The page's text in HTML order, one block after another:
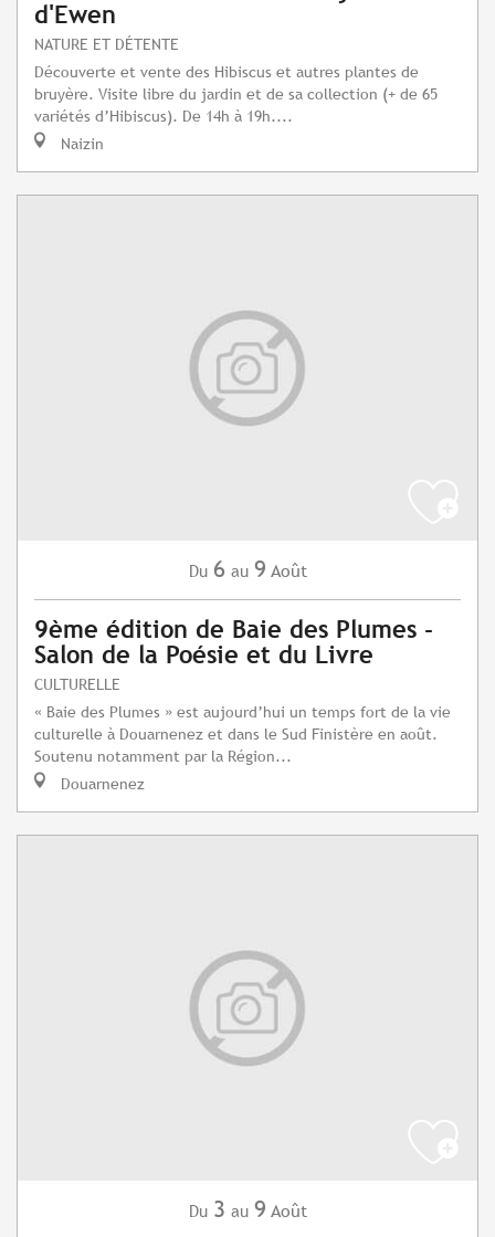
d'Ewen
NATURE ET DÉTENTE
Découverte et vente des Hibiscus et autres plantes de
bruyère. Visite libre du jardin et de sa collection (+ de 65
variétés d’Hibiscus). De 14h à 19h....
Naizin
Du 6 au 9 Août
9ème édition de Baie des Plumes -
Salon de la Poésie et du Livre
CULTURELLE
« Baie des Plumes » est aujourd’hui un temps fort de la vie
culturelle à Douarnenez et dans le Sud Finistère en août.
Soutenu notamment par la Région...
Douarnenez
Du 3 au 9 Août